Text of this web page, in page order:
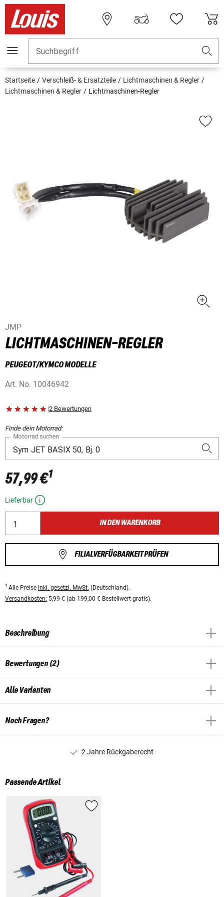
Suchbegriff
Startseite Verschleiß- & Ersatzteile
Lichtmaschinen & Regler
Lichtmaschinen & Regler
Lichtmaschinen-Regler
JMP
LICHTMASCHINEN-REGLER
PEUGEOT/KYMCO MODELLE
Art. No. 10046942
|2 Bewertungen
Finde dein Motorrad:
Motorrad suchen
57,99 €1
Lieferbar
IN DEN WARENKORB
FILIALVERFÜGBARKEIT PRÜFEN
1 Alle Preise inkl. gesetzl. MwSt. (Deutschland).
Versandkosten: 5,99 € (ab 199,00 € Bestellwert gratis).
Beschreibung
Bewertungen (2)
Alle Varianten
Noch Fragen?
2 Jahre Rückgaberecht
Passende Artikel